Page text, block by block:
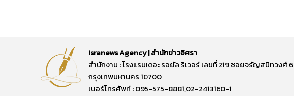
Isranews Agency | สำนักข่าวอิศรา
สำนักงาน : โรงแรมเดอะ รอยัล ริเวอร์ เลขที่ 219 ซอยจรัญสนิทวงศ์
กรุงเทพมหานคร 10700
เบอร์โทรศัพท์ : 095-575-8881,02-2413160-1